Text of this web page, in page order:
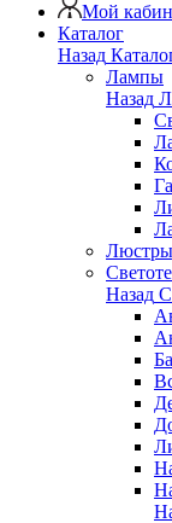
Мой
Каталог
Назад
Лампы
Назад
Назад